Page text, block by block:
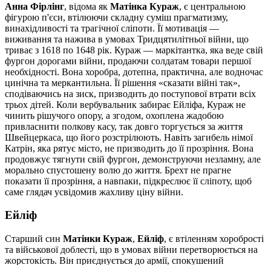
Анна Фірлінг, відома як Матінка Кураж, є центральною
фігурою п'єси, втілюючи складну суміш прагматизму,
винахідливості та трагічної сліпоти. Її мотивація —
виживання та нажива в умовах Тридцятилітньої війни, що
триває з 1618 по 1648 рік. Кураж — маркітантка, яка веде свій
фургон дорогами війни, продаючи солдатам товари першої
необхідності. Вона хоробра, дотепна, практична, але водночас
цинічна та меркантильна. Її рішення «сказати війні так»,
сподіваючись на зиск, призводить до поступової втрати всіх
трьох дітей. Коли вербувальник забирає Ейліфа, Кураж не
чинить рішучого опору, а згодом, охоплена жадобою
привласнити полкову касу, так довго торгується за життя
Швейцеркаса, що його розстрілюють. Навіть загибель німої
Катрін, яка рятує місто, не призводить до її прозріння. Вона
продовжує тягнути свій фургон, демонструючи незламну, але
морально спустошену волю до життя. Брехт не прагне
показати її прозріння, а навпаки, підкреслює її сліпоту, щоб
саме глядач усвідомив жахливу ціну війни.
Ейліф
Старший син Матінки Кураж, Ейліф, є втіленням хоробрості
та військової доблесті, що в умовах війни перетворюється на
жорстокість. Він приєднується до армії, спокушений